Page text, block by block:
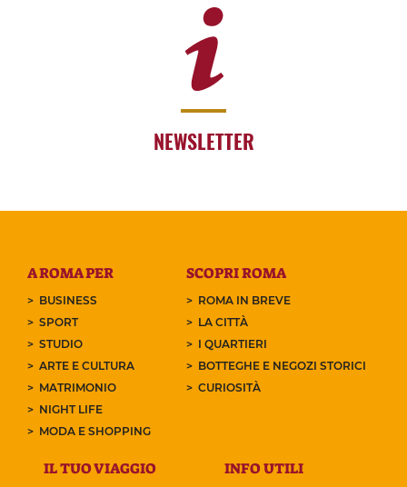
NEWSLETTER
A ROMA PER
BUSINESS
SPORT
STUDIO
ARTE E CULTURA
MATRIMONIO
NIGHT LIFE
MODA E SHOPPING
SCOPRI ROMA
ROMA IN BREVE
LA CITTÀ
I QUARTIERI
BOTTEGHE E NEGOZI STORICI
CURIOSITÀ
IL TUO VIAGGIO INFO UTILI